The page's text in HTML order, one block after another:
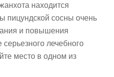
находится
пицундской сосны очень
и повышения
лечебного
место в одном из